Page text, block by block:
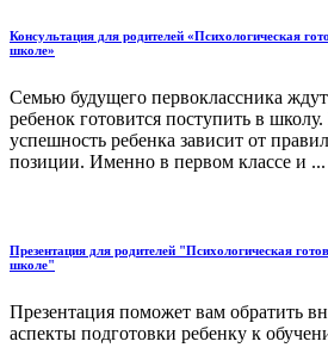
Консультация для родителей «Психологическая
школе»
Семью будущего первоклассника
ребенок готовится поступить в
успешность ребенка зависит от
позиции. Именно в первом классе и ...
Презентация для родителей "Психологическая
школе"
Презентация поможет вам обратить
аспекты подготовки ребенку к